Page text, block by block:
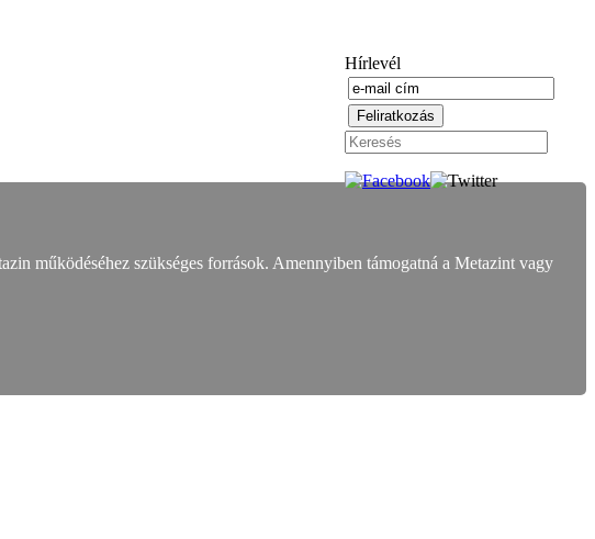
Hírlevél
működéséhez szükséges források. Amennyiben támogatná a Metazint vagy